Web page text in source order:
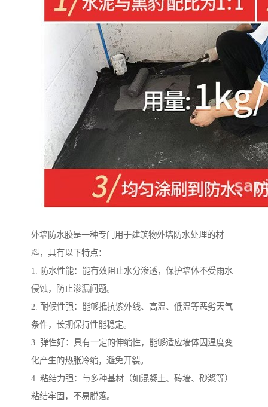
外墙防水胶是一种专门用于建筑物外墙防水处理的材
料，具有以下特点：
1. 防水性能：能有效阻止水分渗透，保护墙体不受雨水
侵蚀，防止渗漏问题。
2. 耐候性强：能够抵抗紫外线、高温、低温等恶劣天气
条件，长期保持性能稳定。
3. 弹性好：具有一定的伸缩性，能够适应墙体因温度变
化产生的热胀冷缩，避免开裂。
4. 粘结力强：与多种基材（如混凝土、砖墙、砂浆等）
粘结牢固，不易脱落。